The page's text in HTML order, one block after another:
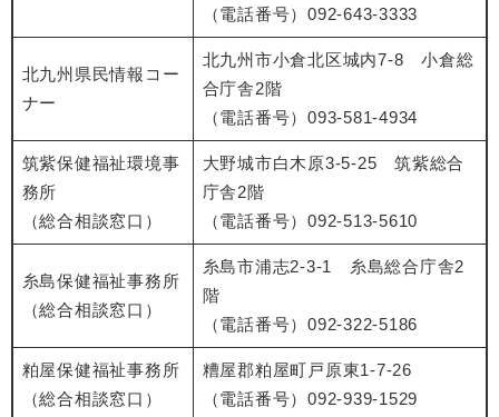
（電話番号）092-643-3333
北九州県民情報コー
ナー
北九州市小倉北区城内7-8 小倉総
合庁舎2階
（電話番号）093-581-4934
筑紫保健福祉環境事
務所
（総合相談窓口）
大野城市白木原3-5-25 筑紫総合
庁舎2階
（電話番号）092-513-5610
糸島保健福祉事務所
（総合相談窓口）
糸島市浦志2-3-1 糸島総合庁舎2
階
（電話番号）092-322-5186
粕屋保健福祉事務所
（総合相談窓口）
糟屋郡粕屋町戸原東1-7-26
（電話番号）092-939-1529